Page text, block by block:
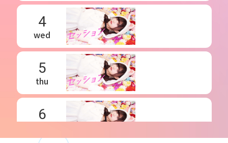
4
wed
5
thu
6